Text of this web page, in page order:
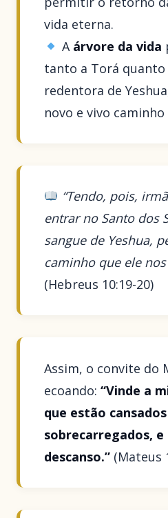
vida eterna.
A árvore da vida
tanto a Torá quanto
redentora de
novo e vivo caminho
“Tendo, pois,
entrar no Santo dos
sangue de Yeshua,
caminho que ele
(Hebreus 10:19-20)
Assim, o convite do
ecoando:“Vinde a
que estão
sobrecarregados, e
descanso.” (Mateus